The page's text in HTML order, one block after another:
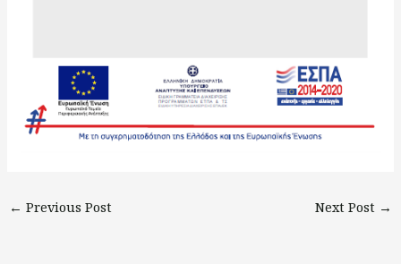
← Previous Post Next Post →